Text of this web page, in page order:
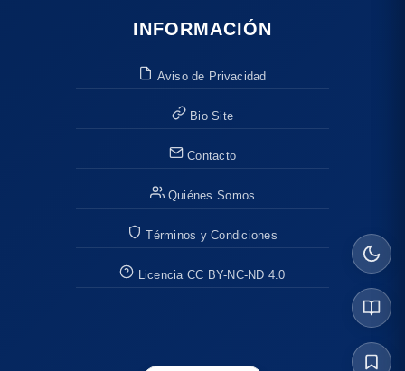
INFORMACIÓN
Aviso de Privacidad
Bio Site
Contacto
Quiénes Somos
Términos y Condiciones
Licencia CC BY-NC-ND 4.0